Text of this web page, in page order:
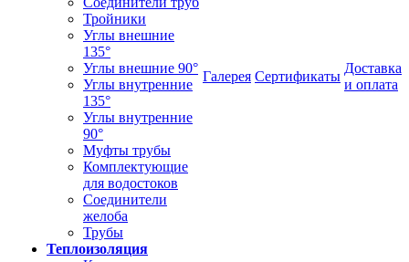
Тройники
Углы внешние
135°
Углы внешние 90°
Углы внутренние
135°
Углы внутренние
90°
Муфты трубы
Комплектующие
для водостоков
Соединители
желоба
Трубы
Теплоизоляция
Галерея Сертификаты
Доставка
и оплата